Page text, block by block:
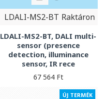
LDALI-MS2-BT Raktáron
LDALI-MS2-BT, DALI multi-
sensor (presence
detection, illuminance
sensor, IR rece
67 564 Ft
ÚJ TERMÉK